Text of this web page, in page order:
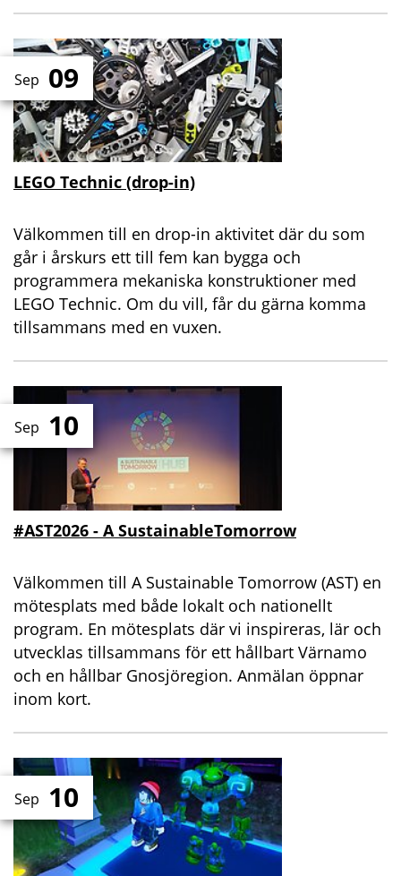
Sep 09
LEGO Technic (drop-in)
Välkommen till en drop-in aktivitet där du som
går i årskurs ett till fem kan bygga och
programmera mekaniska konstruktioner med
LEGO Technic. Om du vill, får du gärna komma
tillsammans med en vuxen.
Sep 10
#AST2026 - A SustainableTomorrow
Välkommen till A Sustainable Tomorrow (AST) en
mötesplats med både lokalt och nationellt
program. En mötesplats där vi inspireras, lär och
utvecklas tillsammans för ett hållbart Värnamo
och en hållbar Gnosjöregion. Anmälan öppnar
inom kort.
Sep 10